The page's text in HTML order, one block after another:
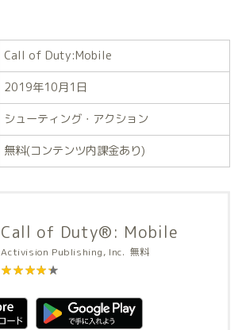
Call of Duty:Mobile
2019年10月1日
シューティング・アクション
無料(コンテンツ内課金あり)
Call of Duty®: Mobile
Activision Publishing, Inc. 無料
★★★★★
★★★★★